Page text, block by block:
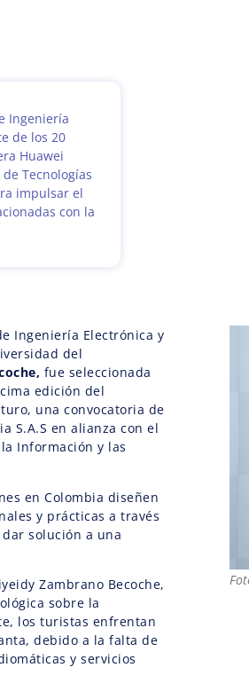
Ingeniería
de los 20
Huawei
Tecnologías
impulsar el
con la
Ingeniería Electrónica y
del
fue seleccionada
edición del
una convocatoria de
S.A.S en alianza con el
Información y las
en Colombia diseñen
y prácticas a través
solución a una
Zambrano Becoche,
sobre la
los turistas enfrentan
debido a la falta de
y servicios